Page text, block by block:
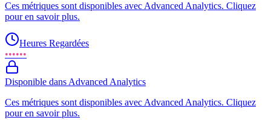
Ces métriques sont disponibles avec Advanced Analytics. Cliquez
pour en savoir plus.
Heures Regardées
••••••
Disponible dans Advanced Analytics
Ces métriques sont disponibles avec Advanced Analytics. Cliquez
pour en savoir plus.